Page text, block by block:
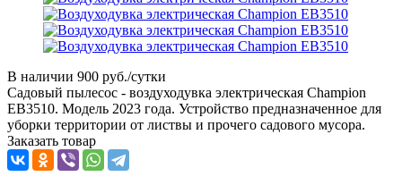
В наличии 900 руб./сутки
Садовый пылесос - воздуходувка электрическая Champion
EB3510. Модель 2023 года. Устройство предназначенное для
уборки территории от листвы и прочего садового мусора.
Заказать товар